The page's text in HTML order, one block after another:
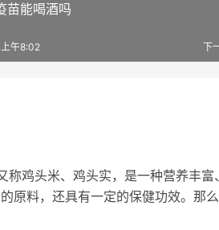
苗能喝酒吗
下
午8:02
鸡头米、鸡头实，是一种营养丰富
原料，还具有一定的保健功效。那